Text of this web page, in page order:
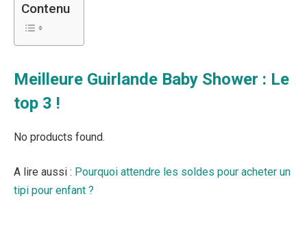
Contenu
Meilleure Guirlande Baby Shower : Le
top 3 !
No products found.
A lire aussi : Pourquoi attendre les soldes pour acheter un
tipi pour enfant ?